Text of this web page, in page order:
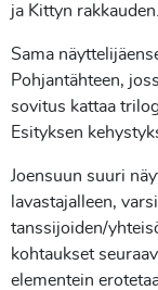
ja Kittyn rakkauden.
Sama
Pohjantähteen,
sovitus kattaa
Esityksen
Joensuun suuri
lavastajalleen,
tanssijoiden/
kohtaukset
elementein